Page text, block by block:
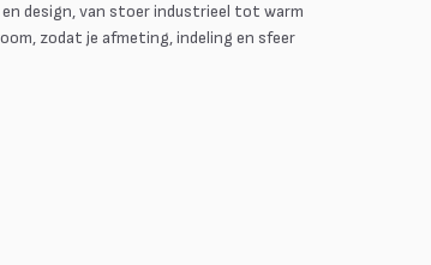
en design, van stoer industrieel tot warm
zodat je afmeting, indeling en sfeer